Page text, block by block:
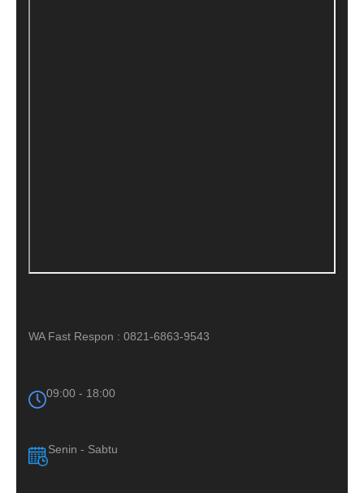
WA Fast Respon : 0821-6863-9543
09:00 - 18:00
Senin - Sabtu